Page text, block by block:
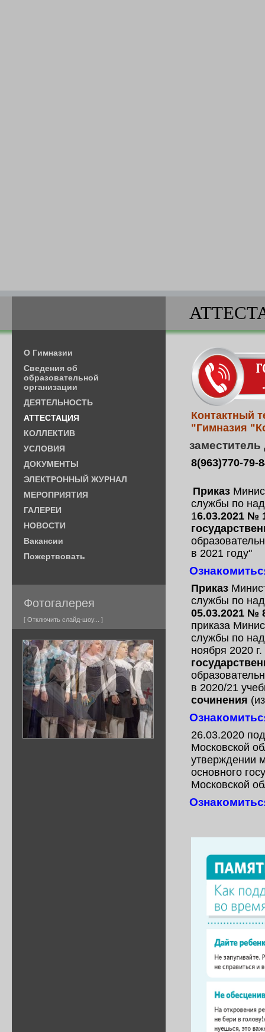
О Гимназии
Cведения об
образовательной
организации
ДЕЯТЕЛЬНОСТЬ
АТТЕСТАЦИЯ
КОЛЛЕКТИВ
УСЛОВИЯ
ДОКУМЕНТЫ
ЭЛЕКТРОННЫЙ ЖУРНАЛ
МЕРОПРИЯТИЯ
ГАЛЕРЕИ
НОВОСТИ
Вакансии
Пожертвовать
Фотогалерея
[ Отключить слайд-шоу... ]
Контактный
"Гимназия
8(963)770-
Приказ
службы по
16.03.2021 №
в 2021 году"
Приказ
службы по
05.03.2021 №
приказа
службы по
ноября 2020
в 2020/21
сочинения
26.03.2020
Московской
утверждении
основного
Московской